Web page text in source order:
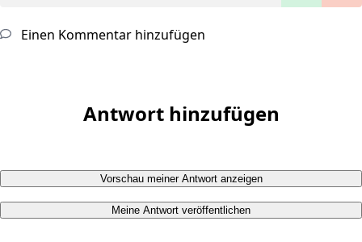
Einen Kommentar hinzufügen
Antwort hinzufügen
Vorschau meiner Antwort anzeigen
Meine Antwort veröffentlichen